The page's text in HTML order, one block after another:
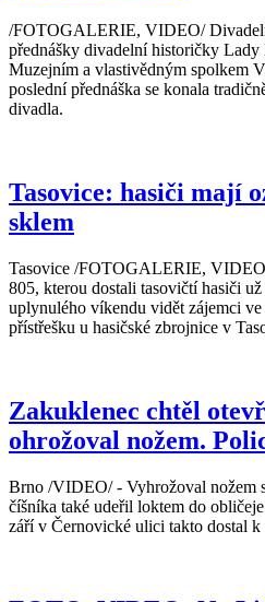
/FOTOGALERIE, VIDEO/
přednášky divadelní historičky Lady
Muzejním a vlastivědným spolkem
poslední přednáška se konala
divadla.
Tasovice: hasiči mají
sklem
Tasovice /FOTOGALERIE,
805, kterou dostali tasovičtí hasiči
uplynulého víkendu vidět zájemci
přístřešku u hasičské zbrojnice v
Zakuklenec chtěl
ohrožoval nožem.
Brno /VIDEO/ - Vyhrožoval nožem
číšníka také udeřil loktem do
září v Černovické ulici takto dostal